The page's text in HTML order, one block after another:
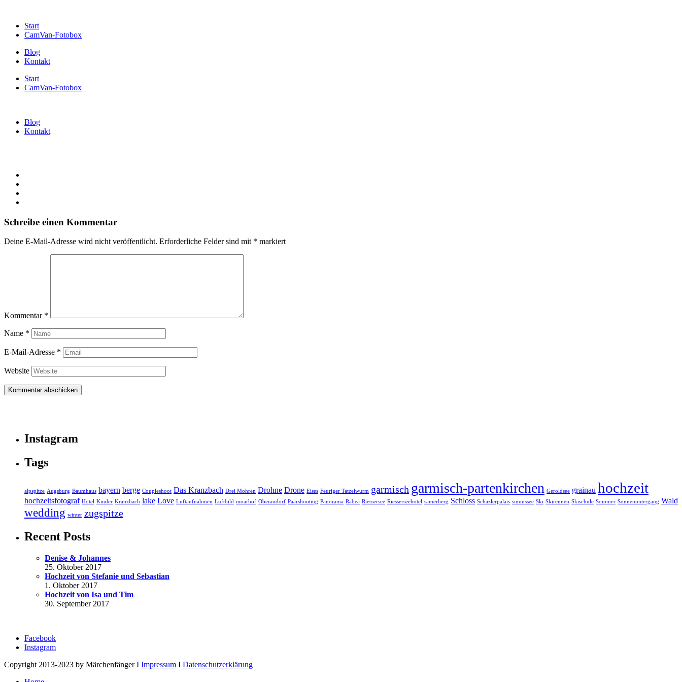
Start
CamVan-Fotobox
Blog
Kontakt
Start
CamVan-Fotobox
Blog
Kontakt
Schreibe einen Kommentar
Deine E-Mail-Adresse wird nicht veröffentlicht. Erforderliche Felder sind mit * markiert
Kommentar *
Name *
E-Mail-Adresse *
Website
Instagram
Tags
alpspitze Augsburg Baumhaus bayern berge Coupleshoot Das Kranzbach Drei Mohren Drohne Drone Eises Feuriger Tatzelwurm garmisch garmisch-partenkirchen Geroldsee grainau hochzeit
hochzeitsfotograf Hotel Kinder Kranzbach lake Love Luftaufnahmen Luftbild moarhof Oberaudorf Paarshooting Panorama Rabea Riessersee Riesserseehotel samerberg Schloss Schäzlerpalais simmssee Ski Skirennen Skischule Sommer Sonnenuntergang Wald
wedding winter zugspitze
Recent Posts
Denise & Johannes
25. Oktober 2017
Hochzeit von Stefanie und Sebastian
1. Oktober 2017
Hochzeit von Isa und Tim
30. September 2017
Facebook
Instagram
Copyright 2013-2023 by Märchenfänger I Impressum I Datenschutzerklärung